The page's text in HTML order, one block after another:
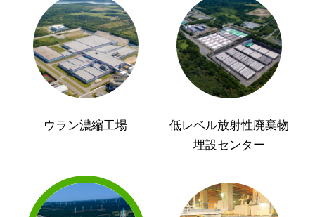
ウラン濃縮工場
低レベル放射性廃棄物
埋設センター